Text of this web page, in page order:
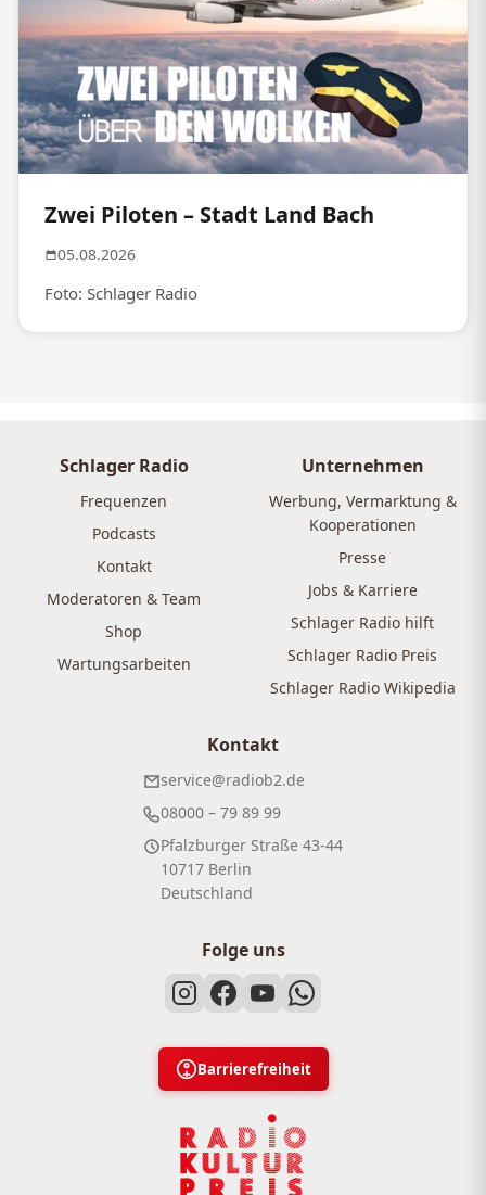
Zwei Piloten – Stadt Land Bach
05.08.2026
Foto: Schlager Radio
Schlager Radio
Frequenzen
Podcasts
Kontakt
Moderatoren & Team
Shop
Wartungsarbeiten
Unternehmen
Werbung, Vermarktung &
Kooperationen
Presse
Jobs & Karriere
Schlager Radio hilft
Schlager Radio Preis
Schlager Radio Wikipedia
Kontakt
service@radiob2.de
08000 – 79 89 99
Pfalzburger Straße 43-44
10717 Berlin
Deutschland
Folge uns
Barrierefreiheit